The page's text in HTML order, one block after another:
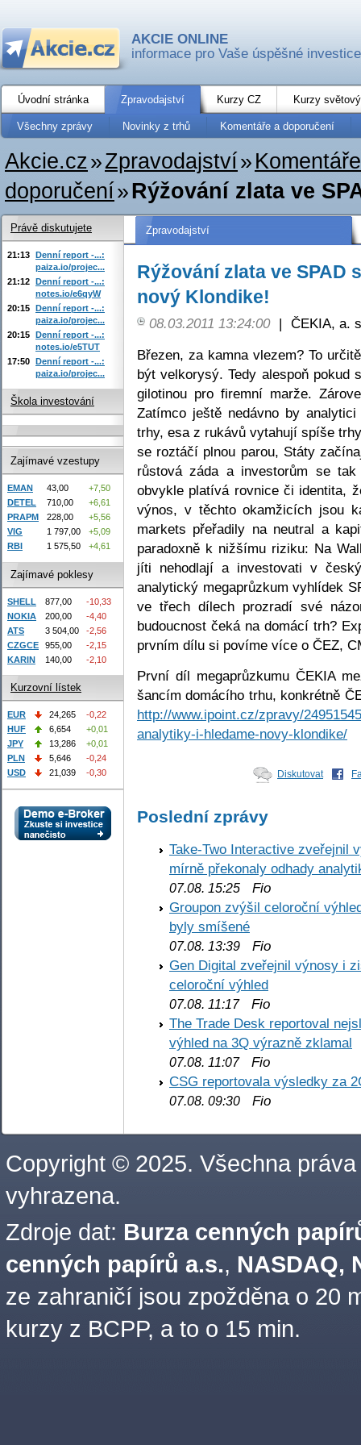
AKCIE ONLINE
informace pro Vaše úspěšné investice
Úvodní stránka Zpravodajství Kurzy CZ Kurzy
Všechny zprávy Novinky z trhů Komentáře a doporučení
Akcie.cz»Zpravodajství»
doporučení»Rýžování zlata ve
Zpravodajství
Rýžování zlata ve SPAD
nový Klondike!
08.03.2011 13:24:00 | ČEKIA, a.
Březen, za kamna vlezem? To
být velkorysý. Tedy alespoň pokud
gilotinou pro firemní marže.
Zatímco ještě nedávno by
trhy, esa z rukávů vytahují spíše
se roztáčí plnou parou, Státy
růstová záda a investorům se
obvykle platívá rovnice či identita,
výnos, v těchto okamžicích jsou
markets přeřadily na neutral a
paradoxně k nižšímu riziku: Na
jíti nehodlají a investovati v
analytický megaprůzkum vyhlídek
ve třech dílech prozradí své
budoucnost čeká na domácí trh?
prvním dílu si povíme více o ČEZ,
První díl megaprůzkumu ČEKIA
šancím domácího trhu, konkrétně
http://www.ipoint.cz/zpravy/
analytiky-i-hledame-novy-klondike/
Diskutovat
Poslední zprávy
Take-Two Interactive zveřejnil
mírně překonaly odhady
07.08. 15:25 Fio
Groupon zvýšil celoroční
byly smíšené
07.08. 13:39 Fio
Gen Digital zveřejnil výnosy i
celoroční výhled
07.08. 11:17Fio
The Trade Desk reportoval
výhled na 3Q výrazně zklamal
07.08. 11:07Fio
CSG reportovala výsledky za
07.08. 09:30 Fio
Právě diskutujete
21:13 Denní report -...:
paiza.io/projec...
21:12 Denní report -...:
notes.io/e6qyW
20:15 Denní report -...:
paiza.io/projec...
20:15 Denní report -...:
notes.io/e5TUT
17:50 Denní report -...:
paiza.io/projec...
Škola investování
Zajímavé vzestupy
EMAN 43,00
+7,50
DETEL
710,00
+6,61
PRAPM
228,00
+5,56
VIG
1 797,00
+5,09
RBI
1 575,50 +4,61
Zajímavé poklesy
SHELL 877,00
-10,33
NOKIA
200,00
-4,40
ATS
3 504,00
-2,56
CZGCE
955,00
-2,15
KARIN
140,00 -2,10
Kurzovní lístek
EUR 24,265
-0,22
HUF
6,654
+0,01
JPY
13,286
+0,01
PLN
5,646
-0,24
USD
21,039 -0,30
Copyright © 2025. Všechna práva
vyhrazena.
Zdroje dat: Burza cenných
cenných papírů a.s., NASDAQ,
ze zahraničí jsou zpožděna o 20
kurzy z BCPP, a to o 15 min.